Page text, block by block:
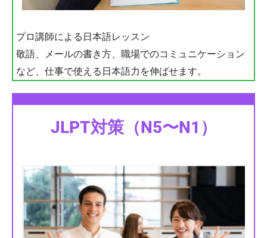
プロ講師による日本語レッスン
敬語、メールの書き方、職場でのコミュニケーション
など、仕事で使える日本語力を伸ばせます。
JLPT対策（N5〜N1）